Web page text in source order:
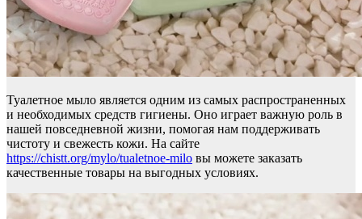
Туалетное мыло является одним из самых распространенных
и необходимых средств гигиены. Оно играет важную роль в
нашей повседневной жизни, помогая нам поддерживать
чистоту и свежесть кожи. На сайте
https://chistt.org/mylo/tualetnoe-milo вы можете заказать
качественные товары на выгодных условиях.